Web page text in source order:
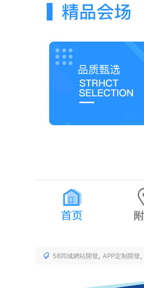
58同城網站開發, APP定制開發,